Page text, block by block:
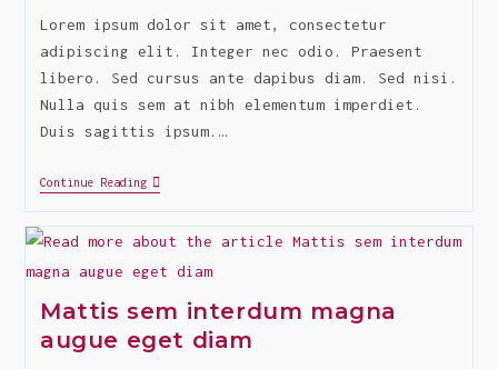
modified:
Lorem ipsum dolor sit amet, consectetur
adipiscing elit. Integer nec odio. Praesent
libero. Sed cursus ante dapibus diam. Sed nisi.
Nulla quis sem at nibh elementum imperdiet.
Duis sagittis ipsum.…
Continue ReadingConubia
Per
Inceptos
Mattis sem interdum magna
augue eget diam